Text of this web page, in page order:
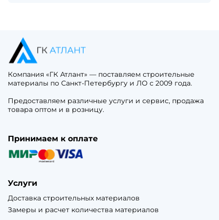
Компания «ГК Атлант» — поставляем строительные
материалы по Санкт-Петербургу и ЛО с 2009 года.
Предоставляем различные услуги и сервис, продажа
товара оптом и в розницу.
Принимаем к оплате
Услуги
Доставка строительных материалов
Замеры и расчет количества материалов